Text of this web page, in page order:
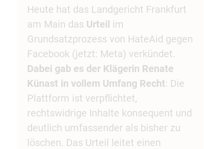
Heute hat das Landgericht Frankfurt
am Main das Urteil im
Grundsatzprozess von HateAid gegen
Facebook (jetzt: Meta) verkündet.
Dabei gab es der Klägerin Renate
Künast in vollem Umfang Recht: Die
Plattform ist verpflichtet,
rechtswidrige Inhalte konsequent und
deutlich umfassender als bisher zu
löschen. Das Urteil leitet einen